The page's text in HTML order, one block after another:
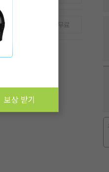
무료
보상 받기